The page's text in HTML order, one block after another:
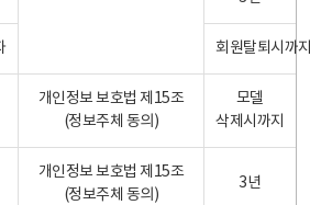
회원탈퇴시까
개인정보 보호법 제15조
(정보주체 동의)
모델
삭제시까지
개인정보 보호법 제15조
(정보주체 동의)
3년